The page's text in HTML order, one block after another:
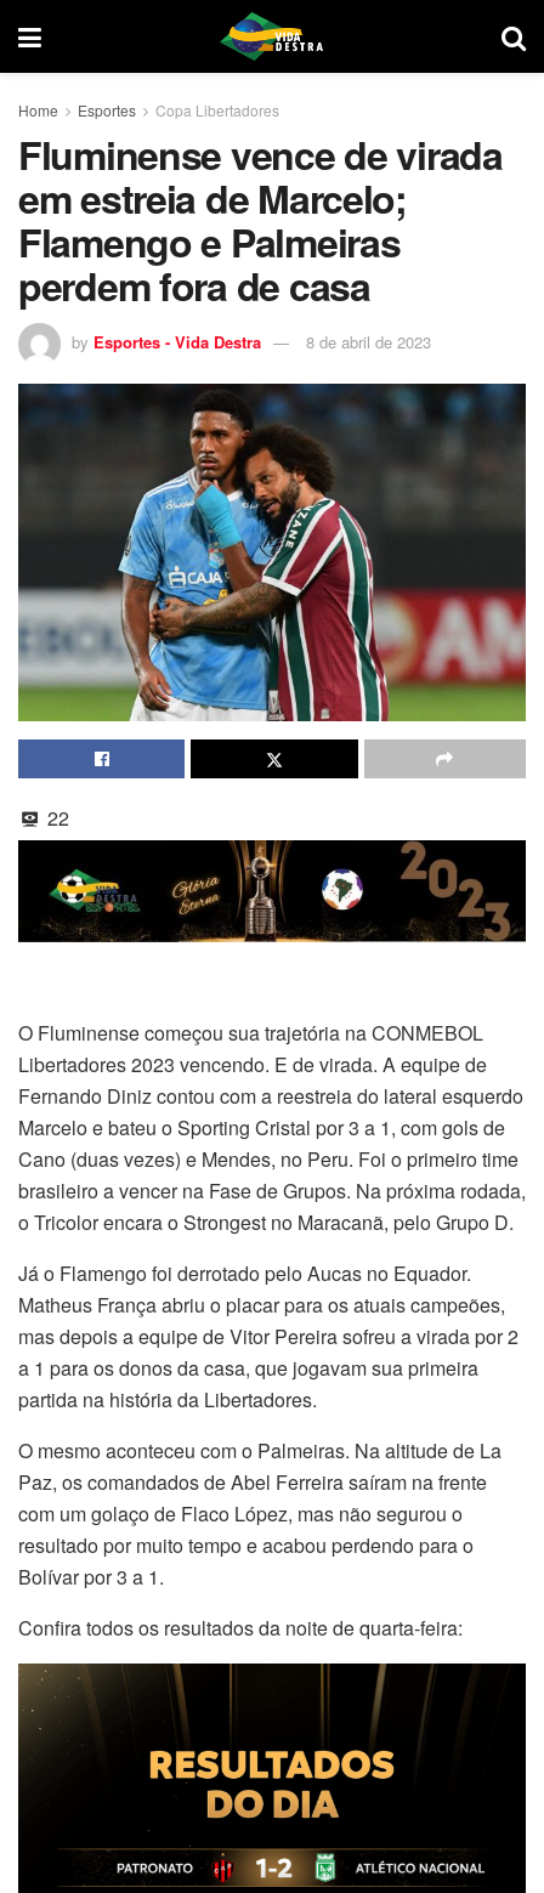
Home Esportes Copa Libertadores
Fluminense vence de virada
em estreia de Marcelo;
Flamengo e Palmeiras
perdem fora de casa
by Esportes - Vida Destra 8 de abril de 2023
22
O Fluminense começou sua trajetória na CONMEBOL
Libertadores 2023 vencendo. E de virada. A equipe de
Fernando Diniz contou com a reestreia do lateral esquerdo
Marcelo e bateu o Sporting Cristal por 3 a 1, com gols de
Cano (duas vezes) e Mendes, no Peru. Foi o primeiro time
brasileiro a vencer na Fase de Grupos. Na próxima rodada,
o Tricolor encara o Strongest no Maracanã, pelo Grupo D.
Já o Flamengo foi derrotado pelo Aucas no Equador.
Matheus França abriu o placar para os atuais campeões,
mas depois a equipe de Vitor Pereira sofreu a virada por 2
a 1 para os donos da casa, que jogavam sua primeira
partida na história da Libertadores.
O mesmo aconteceu com o Palmeiras. Na altitude de La
Paz, os comandados de Abel Ferreira saíram na frente
com um golaço de Flaco López, mas não segurou o
resultado por muito tempo e acabou perdendo para o
Bolívar por 3 a 1.
Confira todos os resultados da noite de quarta-feira: